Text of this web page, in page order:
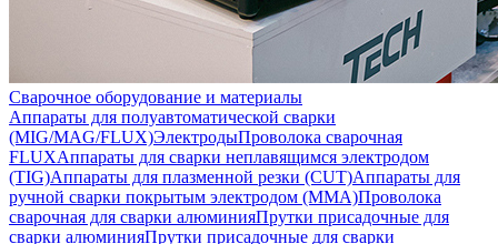
Сварочное оборудование и материалы
Аппараты для полуавтоматической сварки
(MIG/MAG/FLUX)ЭлектродыПроволока сварочная
FLUXАппараты для сварки неплавящимся электродом
(TIG)Аппараты для плазменной резки (CUT)Аппараты для
ручной сварки покрытым электродом (MMA)Проволока
сварочная для сварки алюминияПрутки присадочные для
сварки алюминияПрутки присадочные для сварки